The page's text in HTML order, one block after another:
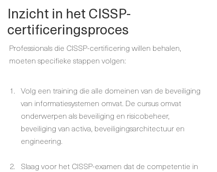
Inzicht in het CISSP-
certificeringsproces
Professionals die CISSP-certificering willen behalen,
moeten specifieke stappen volgen:
Volg een training die alle domeinen van de beveiliging
van informatiesystemen omvat. De cursus omvat
onderwerpen als beveiliging en risicobeheer,
beveiliging van activa, beveiligingsarchitectuur en
engineering.
Slaag voor het CISSP-examen dat de competentie in